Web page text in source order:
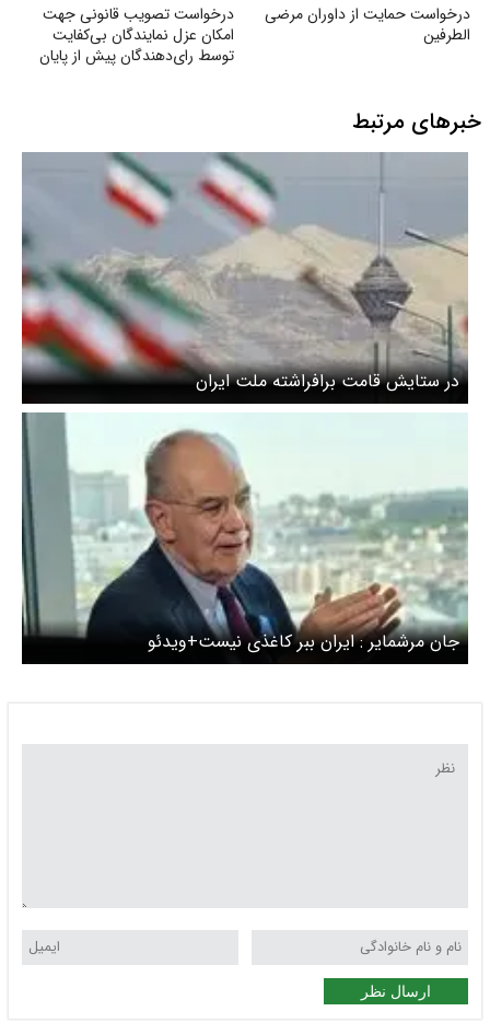
درخواست حمایت از داوران مرضی
الطرفین
درخواست تصویب قانونی جهت
امکان عزل نمایندگان بی‌کفایت
توسط رای‌دهندگان پیش از پایان
خبرهای مرتبط
در ستایش قامت برافراشته ملت ایران
جان مرشمایر : ایران ببر کاغذی نیست+ویدئو
ارسال نظر